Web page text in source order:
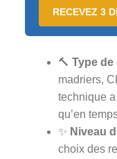
RECEVEZ 3
🔨 Type
madriers,
technique
qu’en
✨ Niveau
choix des